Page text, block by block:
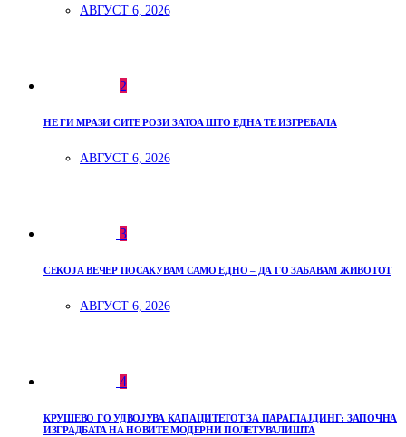
АВГУСТ 6, 2026
2
НЕ ГИ МРАЗИ СИТЕ РОЗИ ЗАТОА ШТО ЕДНА ТЕ ИЗГРЕБАЛА
АВГУСТ 6, 2026
3
СЕКОЈА ВЕЧЕР ПОСАКУВАМ САМО ЕДНО – ДА ГО ЗАБАВАМ ЖИВОТОТ
АВГУСТ 6, 2026
4
КРУШЕВО ГО УДВОЈУВА КАПАЦИТЕТОТ ЗА ПАРАГЛАЈДИНГ: ЗАПОЧНА
ИЗГРАДБАТА НА НОВИТЕ МОДЕРНИ ПОЛЕТУВАЛИШТА